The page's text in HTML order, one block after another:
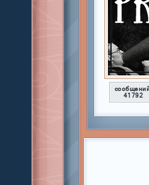
41792